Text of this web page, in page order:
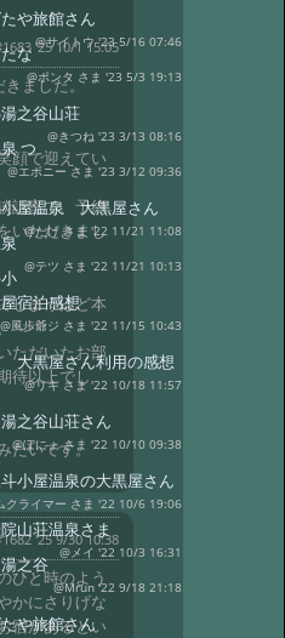
'25 10/1 15:05
きました。
顔で迎えてい
話室で、予約
いただきまし
しまうほど本
ただいたお部
待以上でし
たいです。
'25 9/30 10:38
ひと時のよう
かにさりげな
宿があるとい
や旅館さん
@サイトウ '23 5/16 07:46
な
@ポンタ さま '23 5/3 19:13
之谷山荘
@きつね '23 3/13 08:16
つ
@エボニー さま '23 3/12 09:36
屋温泉 大黒屋さん
@たけ さま '22 11/21 11:08
@テツ さま '22 11/21 10:13
宿泊感想
@風歩爺ジ さま '22 11/15 10:43
大黒屋さん利用の感想
@リキ さま '22 10/18 11:57
之谷山荘さん
@ぽにょ さま '22 10/10 09:38
小屋温泉の大黒屋さん
クライマー さま '22 10/6 19:06
山荘温泉さま
@メイ '22 10/3 16:31
之谷
@Mrun '22 9/18 21:18
や旅館さん